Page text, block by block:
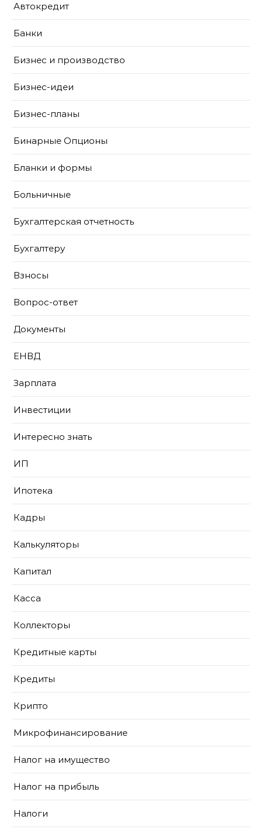
Автокредит
Банки
Бизнес и производство
Бизнес-идеи
Бизнес-планы
Бинарные Опционы
Бланки и формы
Больничные
Бухгалтерская отчетность
Бухгалтеру
Взносы
Вопрос-ответ
Документы
ЕНВД
Зарплата
Инвестиции
Интересно знать
ИП
Ипотека
Кадры
Калькуляторы
Капитал
Касса
Коллекторы
Кредитные карты
Кредиты
Крипто
Микрофинансирование
Налог на имущество
Налог на прибыль
Налоги